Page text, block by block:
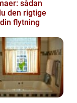
sådan
den rigtige
flytning